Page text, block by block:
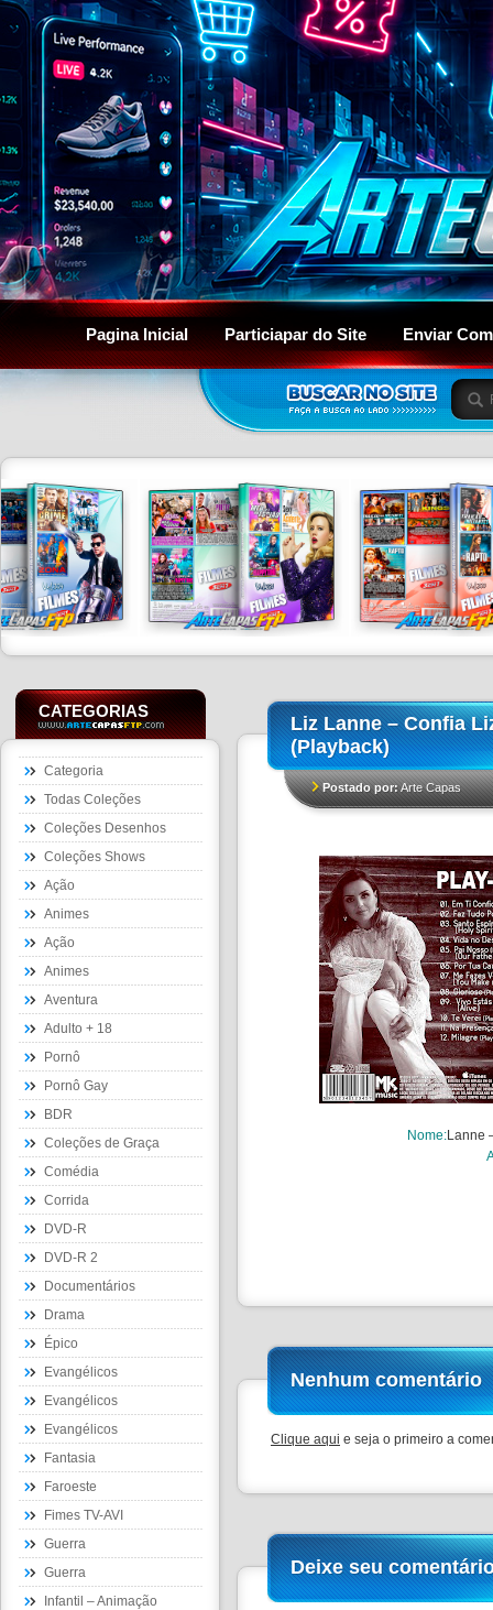
Pagina Inicial Particiapar do Site Enviar
CATEGORIAS
Categoria
Todas Coleções
Coleções Desenhos
Coleções Shows
Ação
Animes
Ação
Animes
Aventura
Adulto + 18
Pornô
Pornô Gay
BDR
Coleções de Graça
Comédia
Corrida
DVD-R
DVD-R 2
Documentários
Drama
Épico
Evangélicos
Evangélicos
Evangélicos
Fantasia
Faroeste
Fimes TV-AVI
Guerra
Guerra
Infantil – Animação
Liz Lanne – Confia
(Playback)
Postado por:Arte Capas
Nome:Lanne
Nenhum comentário
Clique aqui e seja o primeiro a
Deixe seu